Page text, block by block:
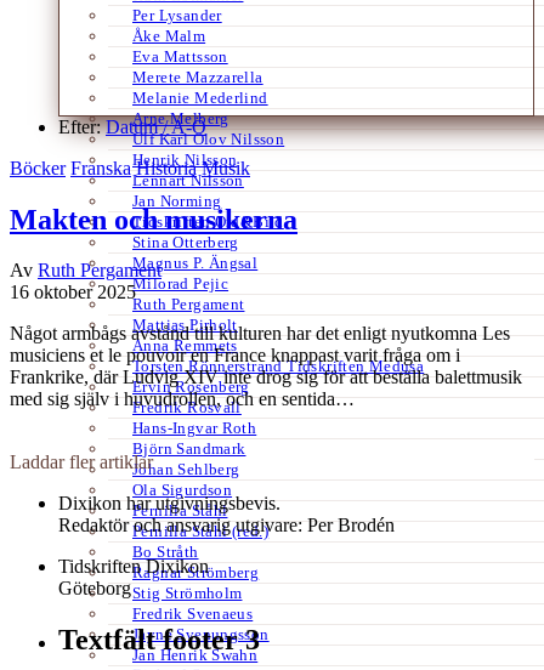
Per Lysander
Åke Malm
Eva Mattsson
Merete Mazzarella
Melanie Mederlind
Arne Melberg
Ulf Karl Olov Nilsson
Henrik Nilsson
Lennart Nilsson
Jan Norming
Tidskriften Ord&Bild
Stina Otterberg
Magnus P. Ängsal
Milorad Pejic
Ruth Pergament
Mattias Pirholt
Anna Remmets
Torsten Rönnerstrand Tidskriften Medusa
Ervin Rosenberg
Fredrik Rosvall
Hans-Ingvar Roth
Björn Sandmark
Johan Sehlberg
Ola Sigurdson
Pernilla Ståhl
Pernilla Ståhl (red.)
Bo Stråth
Ragnar Strömberg
Stig Strömholm
Fredrik Svenaeus
Jayne Svenungsson
Jan Henrik Swahn
Efter:Datum /A-Ö
Böcker Franska Historia Musik
Makten och musikerna
Av Ruth Pergament
16 oktober 2025
Något armbågs avstånd till kulturen har det enligt nyutkomna Les
musiciens et le pouvoir en France knappast varit fråga om i
Frankrike, där Ludvig XIV inte drog sig för att beställa balettmusik
med sig själv i huvudrollen, och en sentida…
Laddar fler artiklar
Dixikon har utgivningsbevis.
Redaktör och ansvarig utgivare: Per Brodén
Tidskriften Dixikon
Göteborg
Textfält footer 3